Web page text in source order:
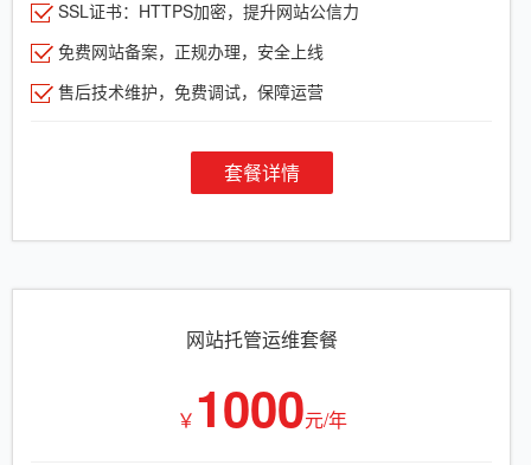
SSL证书：HTTPS加密，提升网站公信力
免费网站备案，正规办理，安全上线
售后技术维护，免费调试，保障运营
套餐详情
网站托管运维套餐
￥ 1000元/年